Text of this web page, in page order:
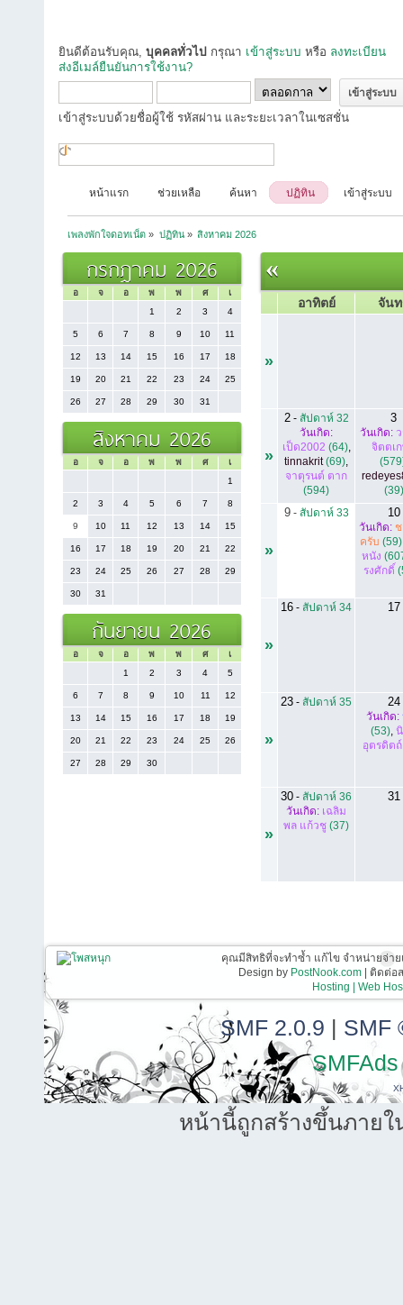
ยินดีต้อนรับคุณ, บุคคลทั่วไป กรุณา เข้าสู่ระบบ หรือ ลงทะเบียน
ส่งอีเมล์ยืนยันการใช้งาน?
เข้าสู่ระบบด้วยชื่อผู้ใช้ รหัสผ่าน และระยะเวลาในเซสชั่น
หน้าแรก ช่วยเหลือ ค้นหา ปฏิทิน เข้าสู่ระบบ
เพลงพักใจดอทเน็ต » ปฏิทิน» สิงหาคม 2026
กรกฎาคม 2026
อ จ อ พ พ ศ
เ
1
2 3 4
5 6 7 8 9 10 11
12 13 14 15 16 17 18
19 20 21 22 23 24 25
26 27 28 29 30 31
สิงหาคม 2026
อ จ อ พ พ ศ
เ
1
2 3 4 5 6 7 8
9 10 11 12 13 14 15
16 17 18 19 20 21 22
23 24 25 26 27 28 29
30 31
กันยายน 2026
อ จ อ พ พ ศ
เ
1
2 3 4 5
6 7 8 9 10 11 12
13 14 15 16 17 18 19
20 21 22 23 24 25 26
27 28 29 30
«
อาทิตย์ จัน
»
»
2- สัปดาห์ 32
วันเกิด:
เป็ด2002 (64),
tinnakrit(69)
จาตุรนต์ ตาก
(594)
3
วันเกิด:
จิตตเ
(39)
»
9- สัปดาห์ 33 10
วันเกิด:
ครับ (59)
หนัง
รงศักดิ์
»
16 - สัปดาห์ 34 17
»
23 - สัปดาห์ 35 24
วันเกิด:
(53),
อุตรดิตถ์
»
30 - สัปดาห์ 36
วันเกิด: เฉลิม
พล แก้วชู (37)
31
คุณมีสิทธิที่จะทำซ้ำ แก้ไข จำหน่ายจ่า
Design by PostNook.com| ติดต่อส
Hosting | Web
SMF 2.0.9 | SMF
SMFAds
หน้านี้ถูกสร้างขึ้นภายใ